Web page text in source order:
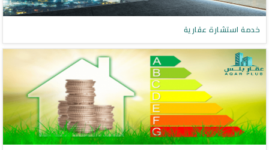
خدمة استشارة عقارية